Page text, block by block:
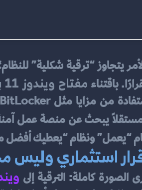
باقتناء مفتاح ويندوز 11 برو
يبحث عن منصة عمل آمنة،
“يعمل” ونظام “يعطيك أفضل
الصورة كاملة: الترقية إلى